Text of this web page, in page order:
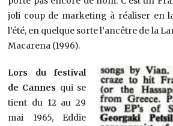
joli coup de marketing à réaliser en
l’été, en quelque sorte l’ancêtre de la
Macarena (1996).
Lors du festival
de Cannes qui se
tient du 12 au 29
mai 1965, Eddie